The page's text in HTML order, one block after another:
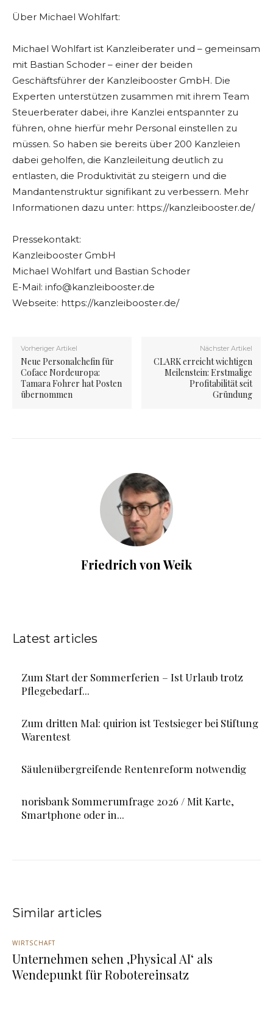
Über Michael Wohlfart:
Michael Wohlfart ist Kanzleiberater und – gemeinsam
mit Bastian Schoder – einer der beiden
Geschäftsführer der Kanzleibooster GmbH. Die
Experten unterstützen zusammen mit ihrem Team
Steuerberater dabei, ihre Kanzlei entspannter zu
führen, ohne hierfür mehr Personal einstellen zu
müssen. So haben sie bereits über 200 Kanzleien
dabei geholfen, die Kanzleileitung deutlich zu
entlasten, die Produktivität zu steigern und die
Mandantenstruktur signifikant zu verbessern. Mehr
Informationen dazu unter: https://kanzleibooster.de/
Pressekontakt:
Kanzleibooster GmbH
Michael Wohlfart und Bastian Schoder
E-Mail: info@kanzleibooster.de
Webseite: https://kanzleibooster.de/
Vorheriger Artikel
Neue Personalchefin für
Coface Nordeuropa:
Tamara Fohrer hat Posten
übernommen
Nächster Artikel
CLARK erreicht wichtigen
Meilenstein: Erstmalige
Profitabilität seit
Gründung
Friedrich von Weik
Latest articles
Zum Start der Sommerferien – Ist Urlaub trotz
Pflegebedarf...
Zum dritten Mal: quirion ist Testsieger bei Stiftung
Warentest
Säulenübergreifende Rentenreform notwendig
norisbank Sommerumfrage 2026 / Mit Karte,
Smartphone oder in...
Similar articles
WIRTSCHAFT
Unternehmen sehen ‚Physical AI‘ als
Wendepunkt für Robotereinsatz